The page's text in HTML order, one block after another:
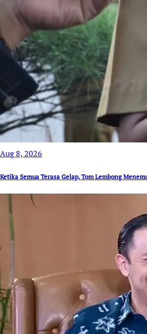
Aug 8, 2026
Ketika Semua Terasa Gelap, Tom Lembong